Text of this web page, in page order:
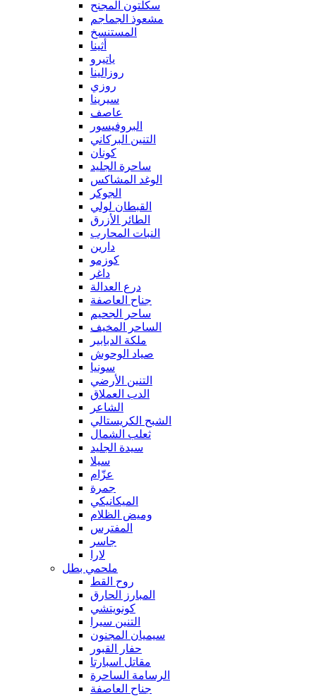
سكلتون المجنح
مشعوذ الجماجم
المستنسخ
أثينا
ياتيرو
روزالينا
روزي
سيرينا
عاصف
البروفيسور
التنين البركاني
كونان
ساحرة الجليد
الوغد المشاكس
الجوكر
القبطان لولي
الطائر الأزرق
النبات المحارب
دارين
كوزمو
داغر
درع العدالة
جناح العاصفة
ساحر الجحيم
الساحر المخيف
ملكة الدبابير
صياد الوحوش
سونيا
التنين الأرضي
الدب العملاق
الشاعر
الشبح الكريستالي
ثعلب الشمال
سيدة الجليد
سيلا
عزّام
جمرة
الميكانيكي
وميض الظلام
المفترس
جاسر
لارا
ملحمي بطل
روح القط
المبارز الحارق
كونويتشي
التنين سيرا
سيميان المجنون
حفار القبور
مقاتل اسبارتا
الرسامة الساحرة
جناح العاصفة